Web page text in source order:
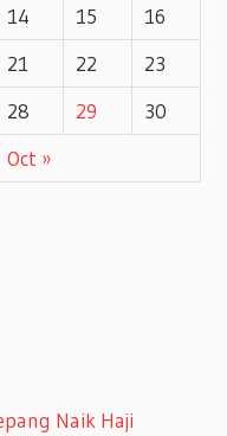
Oct »
14 15
16
21 22
23
28 29 30
Naik Haji